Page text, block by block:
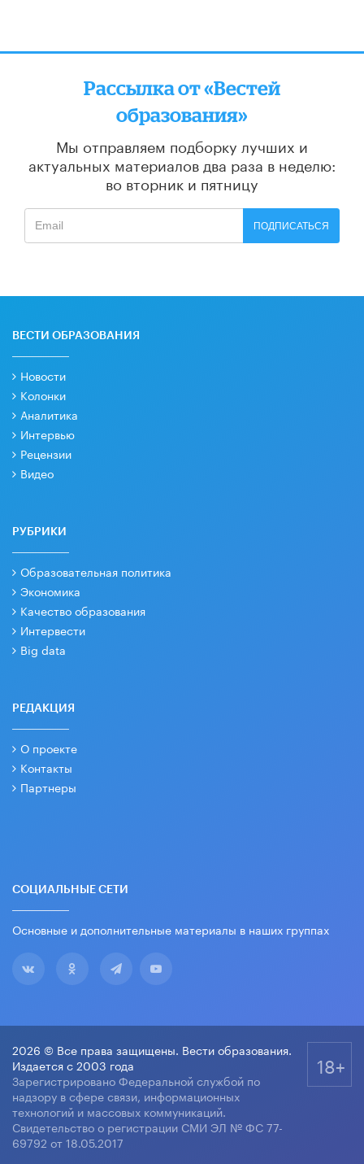
Рассылка от «Вестей
образования»
Мы отправляем подборку лучших и
актуальных материалов два раза в неделю:
во вторник и пятницу
ПОДПИСАТЬСЯ
ВЕСТИ ОБРАЗОВАНИЯ
Новости
Колонки
Аналитика
Интервью
Рецензии
Видео
РУБРИКИ
Образовательная политика
Экономика
Качество образования
Интервести
Big data
РЕДАКЦИЯ
О проекте
Контакты
Партнеры
СОЦИАЛЬНЫЕ СЕТИ
Основные и дополнительные материалы в наших группах
2026 © Все права защищены. Вести образования.
Издается с 2003 года
Зарегистрировано Федеральной службой по
надзору в сфере связи, информационных
технологий и массовых коммуникаций.
Свидетельство о регистрации СМИ ЭЛ № ФС 77-
69792 от 18.05.2017
18+